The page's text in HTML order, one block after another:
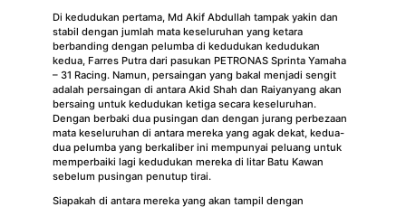
Di kedudukan pertama, Md Akif Abdullah tampak yakin dan
stabil dengan jumlah mata keseluruhan yang ketara
berbanding dengan pelumba di kedudukan kedudukan
kedua, Farres Putra dari pasukan PETRONAS Sprinta Yamaha
– 31 Racing. Namun, persaingan yang bakal menjadi sengit
adalah persaingan di antara Akid Shah dan Raiyanyang akan
bersaing untuk kedudukan ketiga secara keseluruhan.
Dengan berbaki dua pusingan dan dengan jurang perbezaan
mata keseluruhan di antara mereka yang agak dekat, kedua-
dua pelumba yang berkaliber ini mempunyai peluang untuk
memperbaiki lagi kedudukan mereka di litar Batu Kawan
sebelum pusingan penutup tirai.
Siapakah di antara mereka yang akan tampil dengan